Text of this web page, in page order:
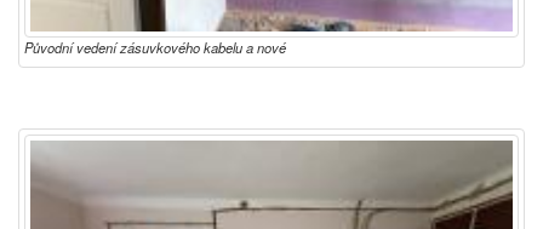
Původní vedení zásuvkového kabelu a nové